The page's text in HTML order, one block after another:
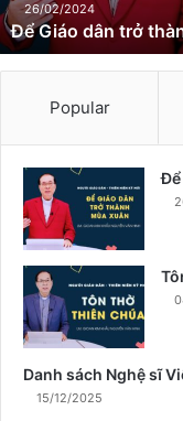
n
t
r
à
26/02/2024
Để Giáo dân trở
Popular
Để
Danh sách Nghệ sĩ
15/12/2025